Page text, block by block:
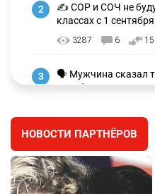
2
✍️ СОР и СОЧ не
классах с 1
3287 6 15
3
🗣 Мужчина сказал
заработал
🐏 Скота больше, а
Казахстане
баранину и конину
2681
НОВОСТИ ПАРТНЁРОВ